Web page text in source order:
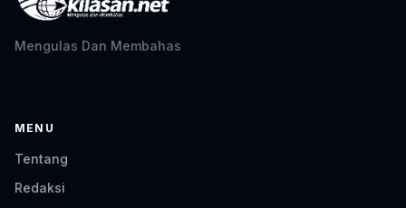
Mengulas Dan Membahas
MENU
Tentang
Redaksi